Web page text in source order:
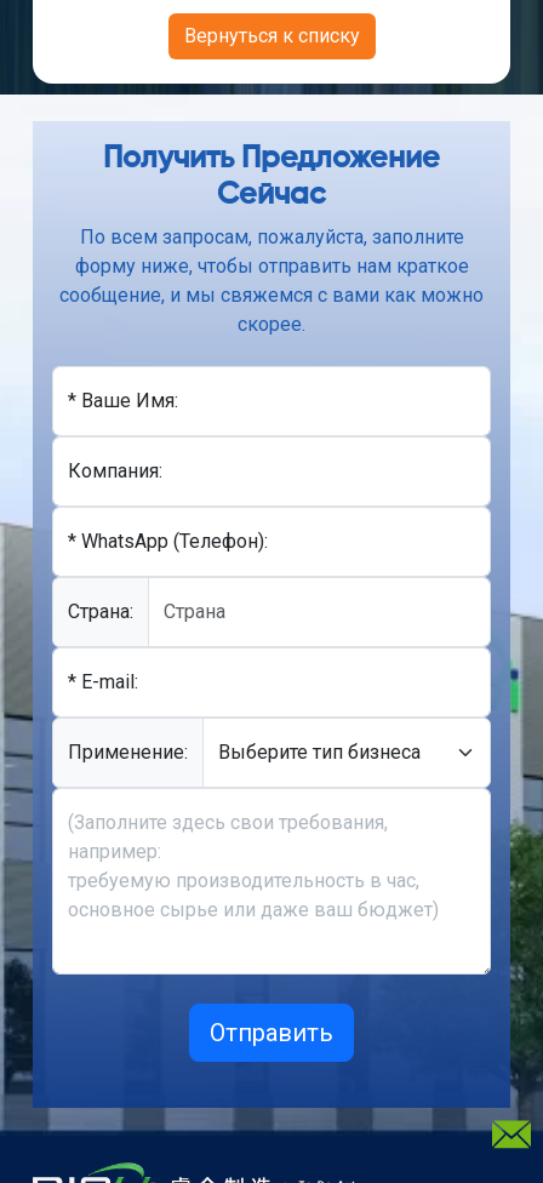
Вернуться к списку
Получить Предложение
Сейчас
По всем запросам, пожалуйста, заполните
форму ниже, чтобы отправить нам краткое
сообщение, и мы свяжемся с вами как можно
скорее.
* Ваше Имя:
Компания:
* WhatsApp (Телефон):
Cтрана:
* E-mail:
Применение: